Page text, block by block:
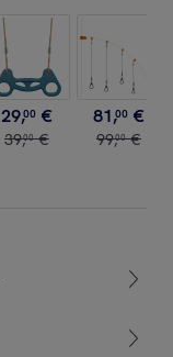
29,00 €
39,00 €
81,00 €
99,00 €